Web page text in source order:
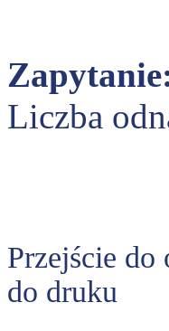
Liczba
Przejście
do druku